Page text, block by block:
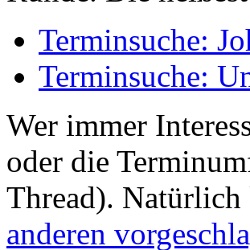
Terminsuche:
Terminsuche:
Wer immer
oder die
Thread). Natürlich
anderen